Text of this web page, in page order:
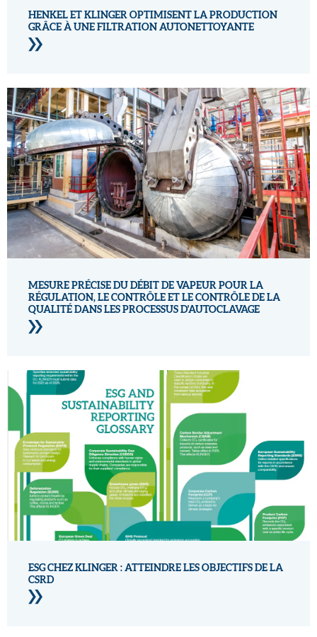
HENKEL ET KLINGER OPTIMISENT LA PRODUCTION
GRÂCE À UNE FILTRATION AUTONETTOYANTE
MESURE PRÉCISE DU DÉBIT DE VAPEUR POUR LA
RÉGULATION, LE CONTRÔLE ET LE CONTRÔLE DE LA
QUALITÉ DANS LES PROCESSUS D'AUTOCLAVAGE
ESG CHEZ KLINGER : ATTEINDRE LES OBJECTIFS DE LA
CSRD